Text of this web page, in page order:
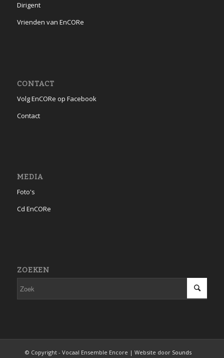
Dirigent
Vrienden van EnCORe
CONTACT
Volg EnCORe op Facebook
Contact
MEDIA
Foto's
Cd EnCORe
ZOEKEN
© Copyright - Vocaal Ensemble Encore | Website door Sounds